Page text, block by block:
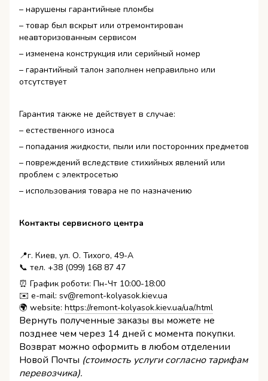
– нарушены гарантийные пломбы
– товар был вскрыт или отремонтирован
неавторизованным сервисом
– изменена конструкция или серийный номер
– гарантийный талон заполнен неправильно или
отсутствует
Гарантия также не действует в случае:
– естественного износа
– попадания жидкости, пыли или посторонних предметов
– повреждений вследствие стихийных явлений или
проблем с электросетью
– использования товара не по назначению
Контакты сервисного центра
📍г. Киев, ул. О. Тихого, 49-А
📞 тел. +38 (099) 168 87 47
⏰ График роботи: Пн-Чт 10:00-18:00
✉️ e-mail: sv@remont-kolyasok.kiev.ua
🌍 website: https://remont-kolyasok.kiev.ua/ua/.html
Вернуть полученные заказы вы можете не
позднее чем через 14 дней с момента покупки.
Возврат можно оформить в любом отделении
Новой Почты (стоимость услуги согласно тарифам
перевозчика).